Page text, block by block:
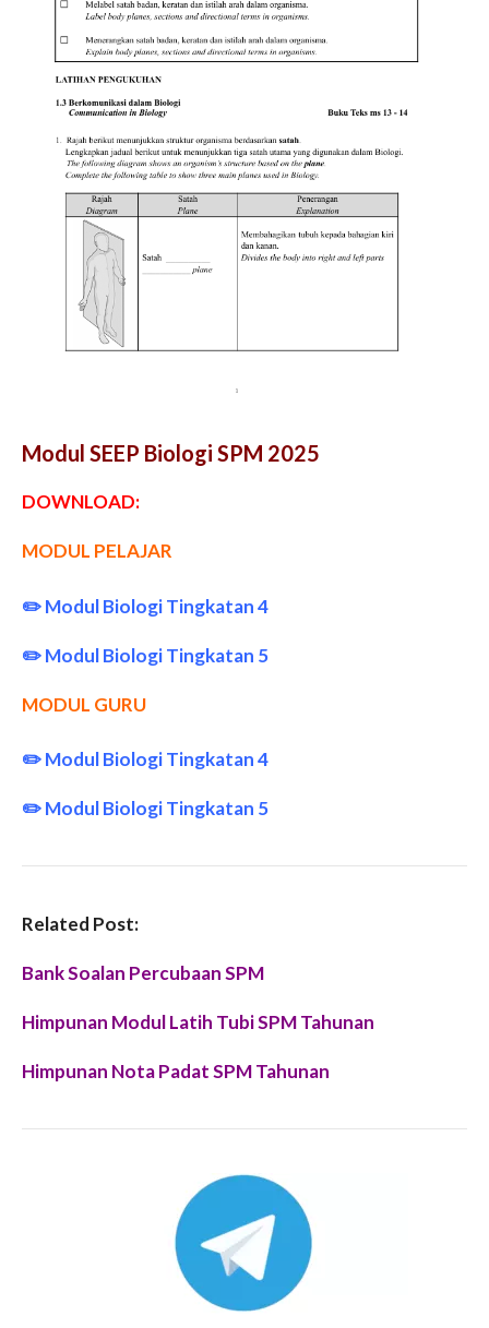
Modul SEEP Biologi SPM 2025
DOWNLOAD:
MODUL PELAJAR
✏️Modul Biologi Tingkatan 4
✏️Modul Biologi Tingkatan 5
MODUL GURU
✏️Modul Biologi Tingkatan 4
✏️Modul Biologi Tingkatan 5
Related Post:
Bank Soalan Percubaan SPM
Himpunan Modul Latih Tubi SPM Tahunan
Himpunan Nota Padat SPM Tahunan